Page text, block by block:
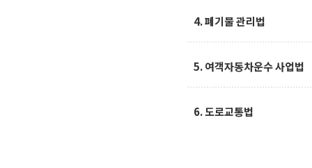
4. 폐기물 관리법
5. 여객자동차운수 사업법
6. 도로교통법